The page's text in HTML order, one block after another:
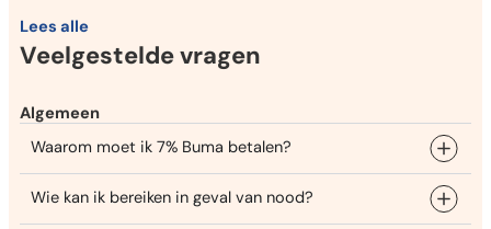
Lees alle
Veelgestelde vragen
Algemeen
Waarom moet ik 7% Buma betalen?
Wie kan ik bereiken in geval van nood?